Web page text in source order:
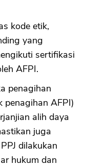
kode etik,
yang
sertifikasi
AFPI.
penagihan
penagihan AFPI)
alih daya
juga
dilakukan
hukum dan